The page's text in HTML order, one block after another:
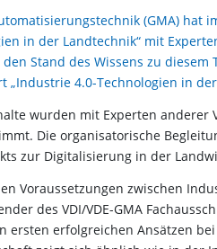
(GMA) hat
in der Landtechnik“ mit
Stand des Wissens zu
„Industrie 4.0-Technologien in
wurden mit Experten anderer
Die organisatorische
zur Digitalisierung in der
Voraussetzungen zwischen
des VDI/VDE-GMA
ersten erfolgreichen Ansätzen